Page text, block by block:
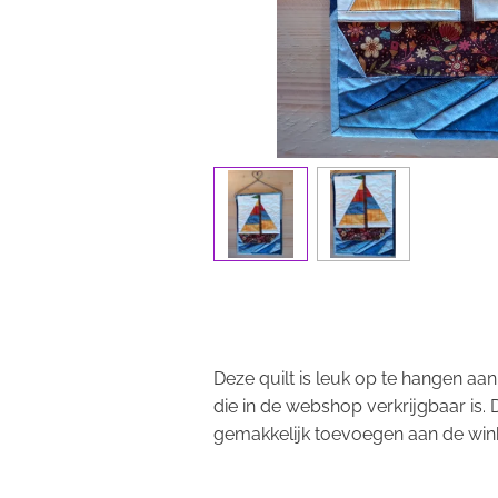
Deze quilt is leuk op te hangen
die in de webshop verkrijgbaar is.
gemakkelijk toevoegen aan de